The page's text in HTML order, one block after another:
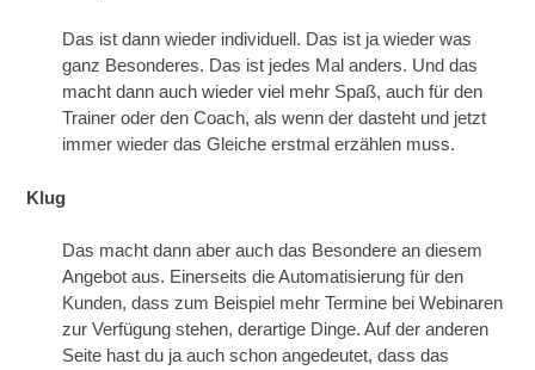
Das ist dann wieder individuell. Das ist ja wieder was
ganz Besonderes. Das ist jedes Mal anders. Und das
macht dann auch wieder viel mehr Spaß, auch für den
Trainer oder den Coach, als wenn der dasteht und jetzt
immer wieder das Gleiche erstmal erzählen muss.
Klug
Das macht dann aber auch das Besondere an diesem
Angebot aus. Einerseits die Automatisierung für den
Kunden, dass zum Beispiel mehr Termine bei Webinaren
zur Verfügung stehen, derartige Dinge. Auf der anderen
Seite hast du ja auch schon angedeutet, dass das